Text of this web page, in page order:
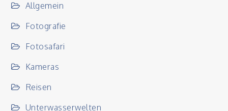
Allgemein
Fotografie
Fotosafari
Kameras
Reisen
Unterwasserwelten